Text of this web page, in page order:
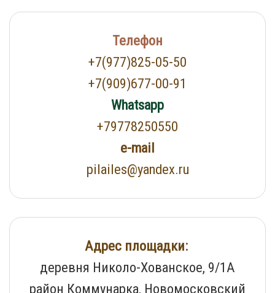
Телефон
+7(977)825-05-50
+7(909)677-00-91
Whatsapp
+79778250550
e-mail
pilailes@yandex.ru
Адрес площадки:
деревня Николо-Хованское, 9/1А
район Коммунарка, Новомосковский